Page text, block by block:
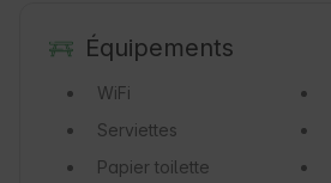
Équipements
WiFi
Serviettes
Papier toilette